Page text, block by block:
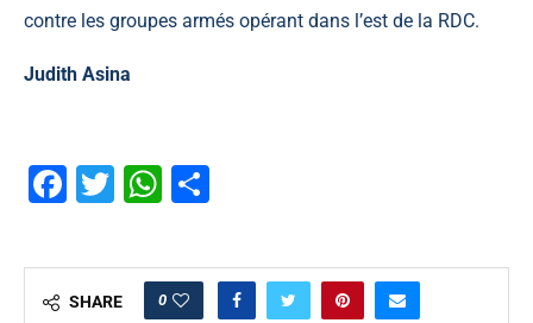
contre les groupes armés opérant dans l’est de la RDC.
Judith Asina
Facebook
TwitterWhatsApp
SHARE 0